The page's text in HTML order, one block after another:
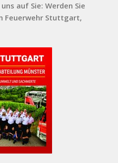
auf Sie: Werden Sie
Feuerwehr Stuttgart,